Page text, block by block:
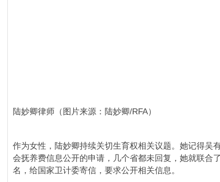
陆妙卿律师（图片来源：陆妙卿/RFA）
作为女性，陆妙卿持续关切生育权相关议题。她记得吴
会抚养费信息公开的申请，几个省都未回复，她就联合
名，给国家卫计委寄信，要求公开相关信息。